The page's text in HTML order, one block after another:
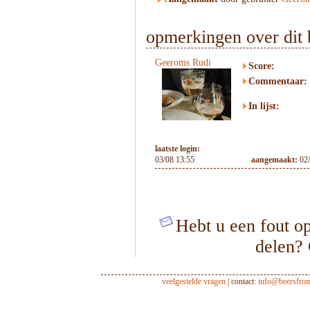
opmerkingen over dit
Geeroms Rudi
Score:
Commentaar:
In lijst:
laatste login:
03/08 13:55
aangemaakt:
Hebt u een fout
veelgestelde vragen| contact: